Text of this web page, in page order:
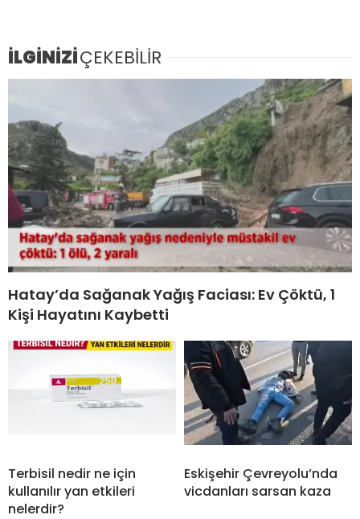
İLGİNİZİÇEKEBİLİR
Hatay’da Sağanak Yağış Faciası: Ev Çöktü, 1
Kişi Hayatını Kaybetti
Terbisil nedir ne için
kullanılır yan etkileri
nelerdir?
Eskişehir Çevreyolu’nda
vicdanları sarsan kaza